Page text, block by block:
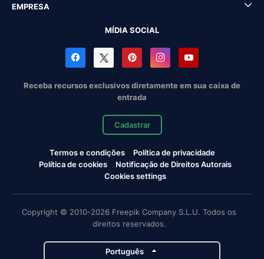
EMPRESA
MÍDIA SOCIAL
Receba recursos exclusivos diretamente em sua caixa de
entrada
Cadastrar
Termos e condições
Política de privacidade
Política de cookies
Notificação de Direitos Autorais
Cookies settings
Copyright © 2010-2026 Freepik Company S.L.U. Todos os
direitos reservados.
Português